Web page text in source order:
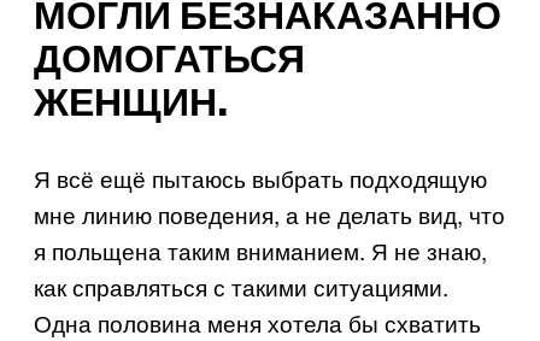
МОГЛИ БЕЗНАКАЗАННО
ДОМОГАТЬСЯ
ЖЕНЩИН.
Я всё ещё пытаюсь выбрать подходящую
мне линию поведения, а не делать вид, что
я польщена таким вниманием. Я не знаю,
как справляться с такими ситуациями.
Одна половина меня хотела бы схватить